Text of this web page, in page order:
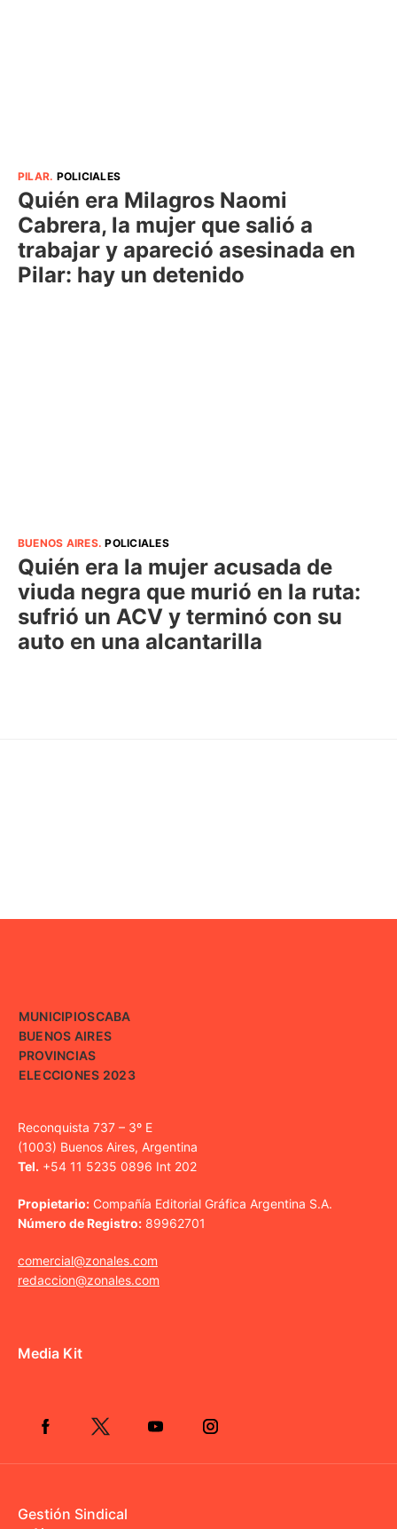
PILAR. POLICIALES
Quién era Milagros Naomi
Cabrera, la mujer que salió a
trabajar y apareció asesinada en
Pilar: hay un detenido
BUENOS AIRES.POLICIALES
Quién era la mujer acusada de
viuda negra que murió en la ruta:
sufrió un ACV y terminó con su
auto en una alcantarilla
MUNICIPIOSCABA
BUENOS AIRES
PROVINCIAS
ELECCIONES 2023
Reconquista 737 – 3º E
(1003) Buenos Aires, Argentina
Tel. +54 11 5235 0896 Int 202
Propietario: Compañía Editorial Gráfica Argentina S.A.
Número de Registro: 89962701
comercial@zonales.com
redaccion@zonales.com
Media Kit
Gestión Sindical